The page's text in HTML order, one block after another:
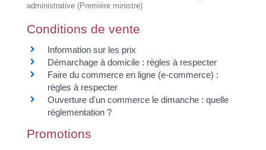
administrative (Première ministre)
Conditions de vente
Information sur les prix
Démarchage à domicile : règles à respecter
Faire du commerce en ligne (e-commerce) :
règles à respecter
Ouverture d'un commerce le dimanche : quelle
réglementation ?
Promotions